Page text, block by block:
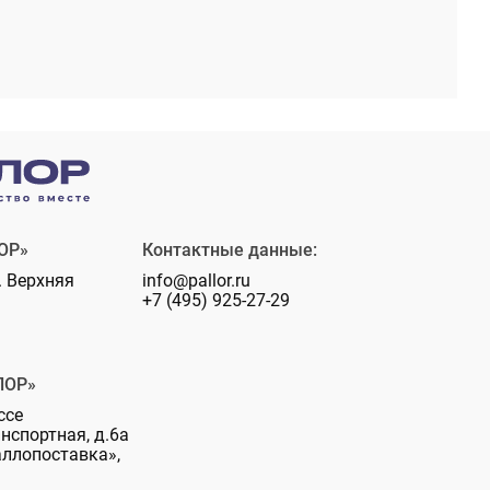
Верхняя
д.6а
Контактные данные:
info@pallor.ru
+7 (495) 925-27-29